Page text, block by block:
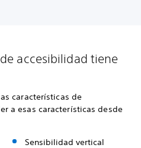
accesibilidad tiene
características de
a esas características desde
Sensibilidad vertical